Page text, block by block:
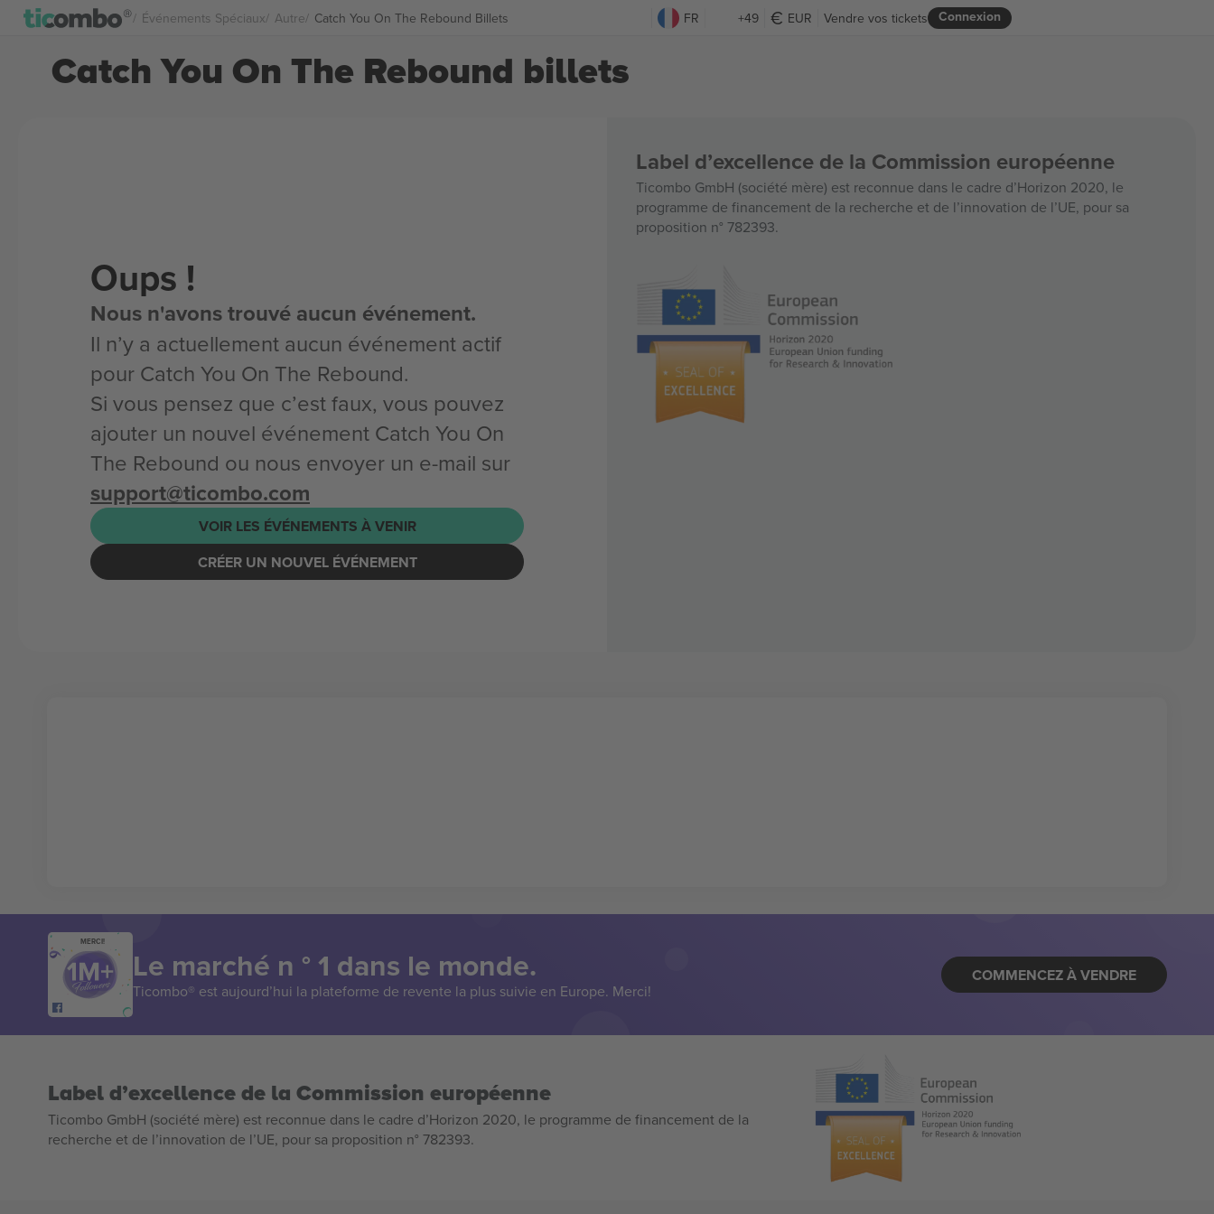
Événements Spéciaux Autre Catch You On The Rebound Billets FR +49 EUR Connexion
Vendre vos tickets
Catch You On The Rebound billets
Oups !
Nous n'avons trouvé aucun événement.
Il n’y a actuellement aucun événement actif
pour Catch You On The Rebound.
Si vous pensez que c’est faux, vous pouvez
ajouter un nouvel événement Catch You On
The Rebound ou nous envoyer un e-mail sur
support@ticombo.com
VOIR LES ÉVÉNEMENTS À VENIR
CRÉER UN NOUVEL ÉVÉNEMENT
Label d’excellence de la Commission européenne
Ticombo GmbH (société mère) est reconnue dans le cadre d’Horizon 2020, le
programme de financement de la recherche et de l’innovation de l’UE, pour sa
proposition n° 782393.
MERCI!
Le marché n ° 1 dans le monde.
Ticombo® est aujourd’hui la plateforme de revente la plus suivie en Europe. Merci!
COMMENCEZ À VENDRE
Label d’excellence de la Commission européenne
Ticombo GmbH (société mère) est reconnue dans le cadre d’Horizon 2020, le programme de financement de la
recherche et de l’innovation de l’UE, pour sa proposition n° 782393.